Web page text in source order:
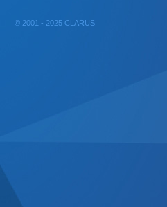
© 2001 - 2025 CLARUS